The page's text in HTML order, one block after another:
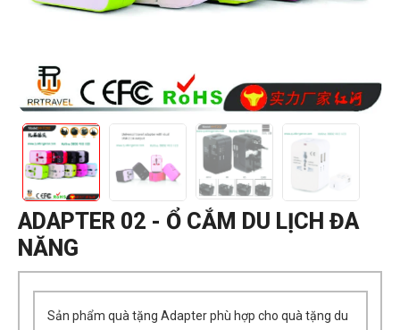
ADAPTER 02 - Ổ CẮM DU LỊCH ĐA
NĂNG
Sản phẩm quà tặng Adapter phù hợp cho quà tặng du